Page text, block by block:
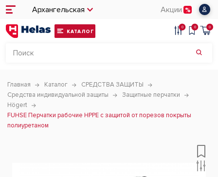
Архангельская Акции
КАТАЛОГ
0 0 0
Главная Каталог
СРЕДСТВА ЗАЩИТЫ
Средства индивидуальной защиты
Защитные перчатки
Högert
FUHSE Перчатки рабочие HPPE с защитой от порезов покрыты
полиуретаном